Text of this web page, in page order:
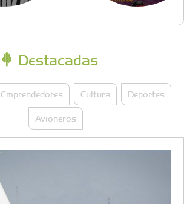
Destacadas
Emprendedores Cultura Deportes
Avioneros